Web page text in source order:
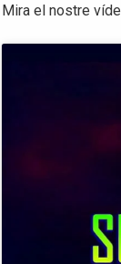
Mira el nostre